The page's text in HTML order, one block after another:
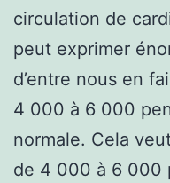
circulation de
peut exprimer
d’entre nous en
4 000 à 6 000
normale. Cela
de 4 000 à 6 000